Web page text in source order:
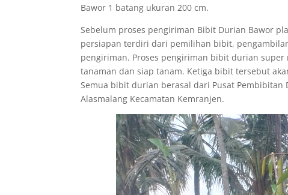
Bawor 1 batang ukuran 200 cm.
Sebelum proses pengiriman Bibit Durian Bawor
persiapan terdiri dari pemilihan bibit,
pengiriman. Proses pengiriman bibit durian
tanaman dan siap tanam. Ketiga bibit tersebut
Semua bibit durian berasal dari Pusat Pembibitan
Alasmalang Kecamatan Kemranjen.